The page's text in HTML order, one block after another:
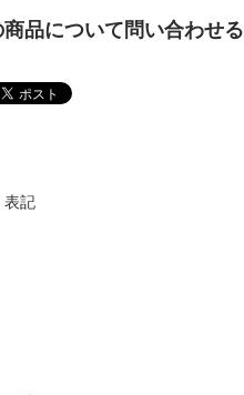
商品について問い合わせる
表記